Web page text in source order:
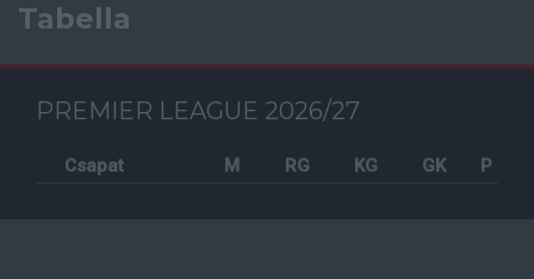
Tabella
PREMIER LEAGUE 2026/27
Csapat M RG KG GK P